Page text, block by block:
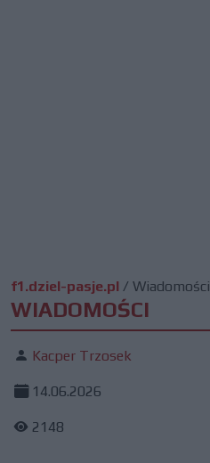
f1.dziel-pasje.pl / Wiadomości
WIADOMOŚCI
Kacper Trzosek
14.06.2026
2148